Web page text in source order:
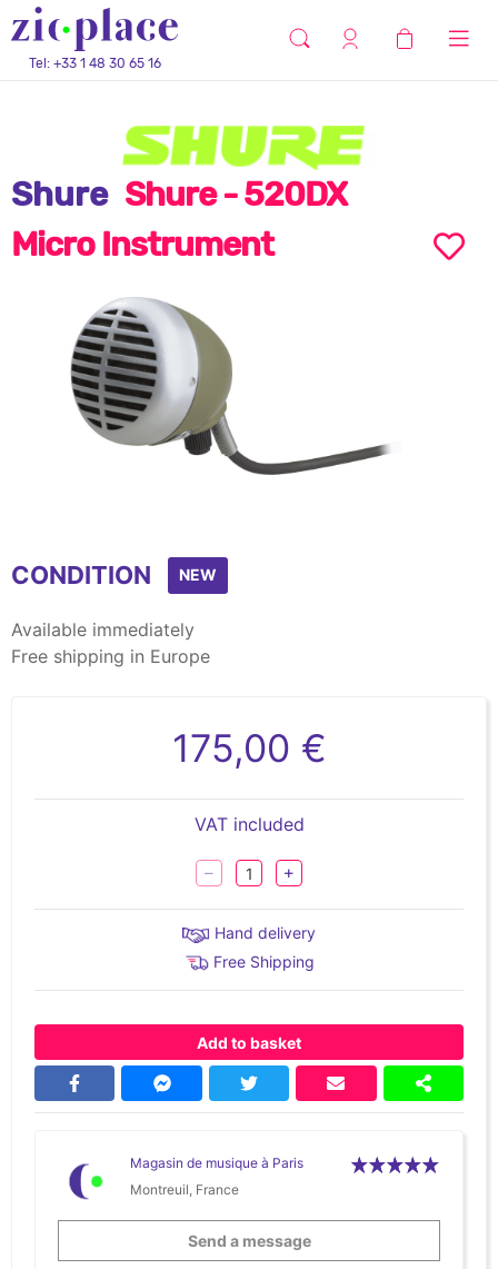
Tel: +33 1 48 30 65 16
Shure Shure - 520DX
Micro Instrument
CONDITION NEW
Available immediately
Free shipping in Europe
175,00 €
VAT included
Hand delivery
Free Shipping
Add to basket
Magasin de musique à Paris
Montreuil, France
Send a message